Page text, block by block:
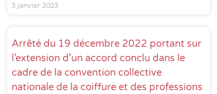
3 janvier 2023
Arrêté du 19 décembre 2022 portant sur
l’extension d’un accord conclu dans le
cadre de la convention collective
nationale de la coiffure et des professions